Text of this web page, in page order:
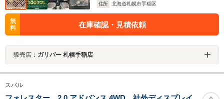
住所
北海道札幌市手稲区
無
料
在庫確認・見積依頼
販売店： ガリバー 札幌手稲店
スバル